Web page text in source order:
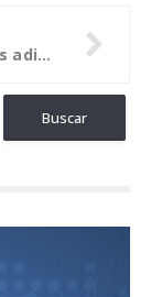
TCE alerta sobre abertura de créditos adicionais sem excesso de arrecadação